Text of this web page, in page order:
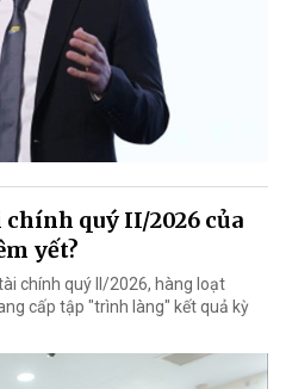
chính quý II/2026 của
yết?
chính quý II/2026, hàng loạt
cấp tập "trình làng" kết quả kỳ